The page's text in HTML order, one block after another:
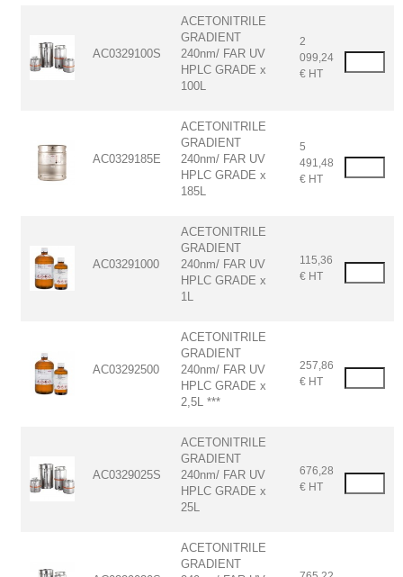
AC0329100S
ACETONITRILE
GRADIENT
240nm/ FAR UV
HPLC GRADE x
100L
2
099,24
€ HT
AC0329185E
ACETONITRILE
GRADIENT
240nm/ FAR UV
HPLC GRADE x
185L
5
491,48
€ HT
AC03291000
ACETONITRILE
GRADIENT
240nm/ FAR UV
HPLC GRADE x
1L
115,36
€ HT
AC03292500
ACETONITRILE
GRADIENT
240nm/ FAR UV
HPLC GRADE x
2,5L ***
257,86
€ HT
AC0329025S
ACETONITRILE
GRADIENT
240nm/ FAR UV
HPLC GRADE x
25L
676,28
€ HT
ACETONITRILE
GRADIENT